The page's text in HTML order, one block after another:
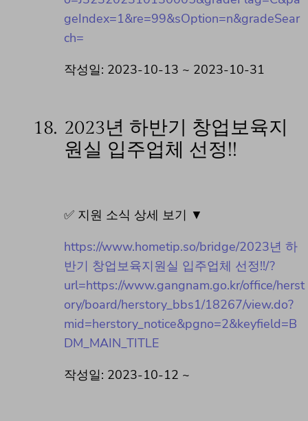
geIndex=1&re=99&sOption=n&gradeSear
ch=
작성일: 2023-10-13 ~ 2023-10-31
18. 2023년 하반기 창업보육지
원실 입주업체 선정!!
✅ 지원 소식 상세 보기 ▼
https://www.hometip.so/bridge/2023년 하
반기 창업보육지원실 입주업체 선정!!/?
url=https://www.gangnam.go.kr/office/herst
ory/board/herstory_bbs1/18267/view.do?
mid=herstory_notice&pgno=2&keyfield=B
DM_MAIN_TITLE
작성일: 2023-10-12 ~